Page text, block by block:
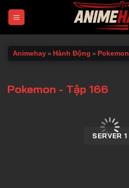
Animehay » Hành Động » Pokemon
Pokemon - Tập 166
SERVER 1